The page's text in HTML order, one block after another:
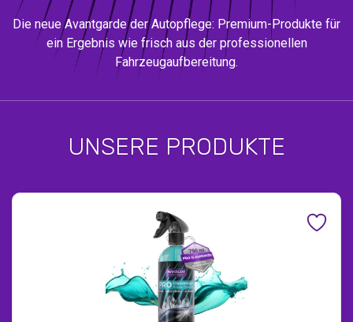
Die neue Avantgarde der Autopflege: Premium-Produkte für
ein Ergebnis wie frisch aus der professionellen
Fahrzeugaufbereitung.
UNSERE PRODUKTE